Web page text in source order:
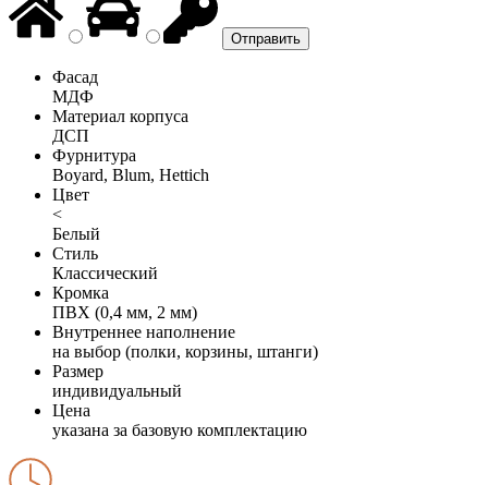
Фасад
МДФ
Материал корпуса
ДСП
Фурнитура
Boyard, Blum, Hettich
Цвет
<
Белый
Стиль
Классический
Кромка
ПВХ (0,4 мм, 2 мм)
Внутреннее наполнение
на выбор (полки, корзины, штанги)
Размер
индивидуальный
Цена
указана за базовую комплектацию